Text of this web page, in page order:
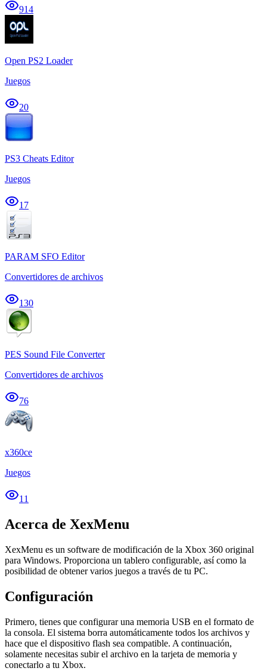
914
Open PS2 Loader
Juegos
20
PS3 Cheats Editor
Juegos
17
PARAM SFO Editor
Convertidores de archivos
130
PES Sound File Converter
Convertidores de archivos
76
x360ce
Juegos
11
Acerca de XexMenu
XexMenu es un software de modificación de la Xbox 360 original
para Windows. Proporciona un tablero configurable, así como la
posibilidad de obtener varios juegos a través de tu PC.
Configuración
Primero, tienes que configurar una memoria USB en el formato de
la consola. El sistema borra automáticamente todos los archivos y
hace que el dispositivo flash sea compatible. A continuación,
solamente necesitas subir el archivo en la tarjeta de memoria y
conectarlo a tu Xbox.